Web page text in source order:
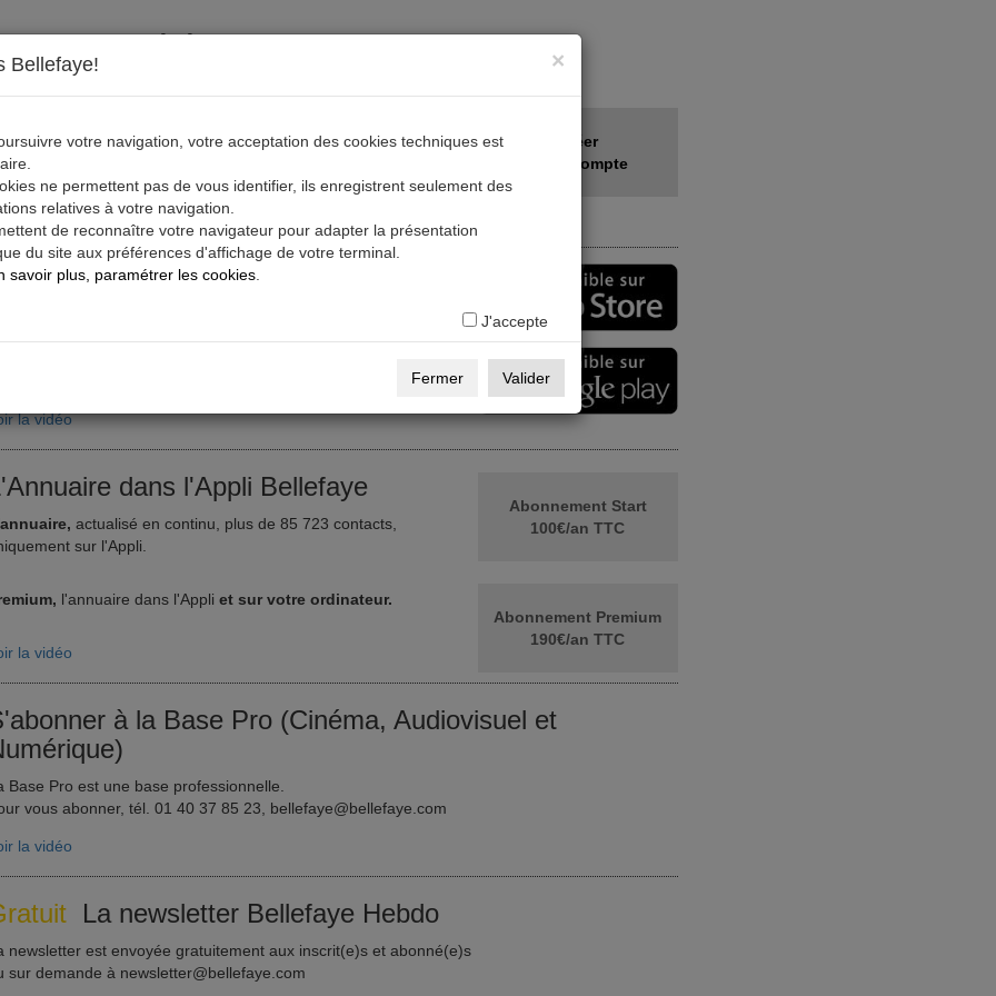
télécharger, s'abonner
Créer
votre compte
Audiovisuel et Numérique)
votre compte, puis créez votre profil sur la Base Pro Bellefaye.
la vidéo Voir des profils sur la Base Pro
Télécharger l'Appli Bellefaye
et Numérique),
la vidéo
Abonnement Start
100€/an TTC
Abonnement Premium
190€/an TTC
dans l'Appli Bellefaye
actualisé en continu, plus de 85 723 contacts,
sur l'Appli.
l'annuaire dans l'Appli et sur votre ordinateur.
la vidéo
à la Base Pro (Cinéma, Audiovisuel et
Base Pro est une base professionnelle.
vous abonner, tél. 01 40 37 85 23, bellefaye@bellefaye.com
la vidéo
La newsletter Bellefaye Hebdo
newsletter est envoyée gratuitement aux inscrit(e)s et abonné(e)s
sur demande à newsletter@bellefaye.com
×
Bellefaye!
votre navigation, votre acceptation des cookies techniques est
ne permettent pas de vous identifier, ils enregistrent seulement des
relatives à votre navigation.
de reconnaître votre navigateur pour adapter la présentation
du site aux préférences d'affichage de votre terminal.
savoir plus, paramétrer les cookies
J'accepte
Fermer Valider